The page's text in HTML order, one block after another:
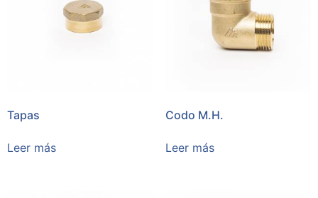
Tapas
Leer más
Codo M.H.
Leer más